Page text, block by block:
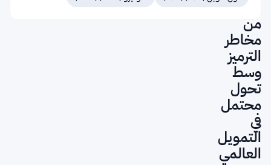
الدولي
من
مخاطر
الترميز
وسط
تحول
محتمل
في
التمويل
العالمي